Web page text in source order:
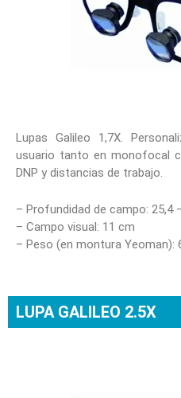
Lupas Galileo 1,7X.
usuario tanto en monofocal
DNP y distancias de trabajo.
– Profundidad de campo: 25,4
– Campo visual: 11 cm
– Peso (en montura Yeoman):
LUPA GALILEO 2.5X